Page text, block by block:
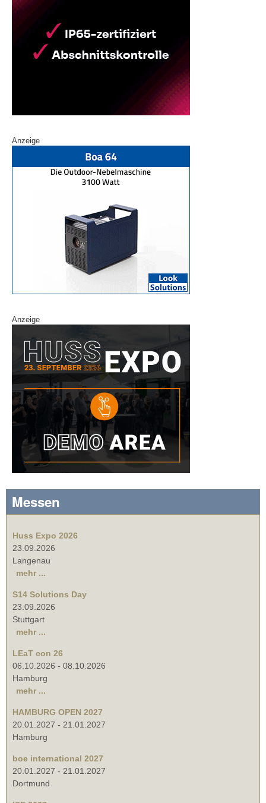
Anzeige
Anzeige
Messen
Huss Expo 2026
23.09.2026
Langenau
mehr ...
S14 Solutions Day
23.09.2026
Stuttgart
mehr ...
LEaT con 26
06.10.2026 - 08.10.2026
Hamburg
mehr ...
HAMBURG OPEN 2027
20.01.2027 - 21.01.2027
Hamburg
boe international 2027
20.01.2027 - 21.01.2027
Dortmund